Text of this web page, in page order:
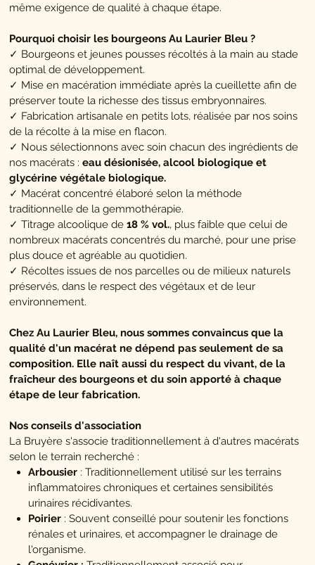
même exigence de qualité à chaque étape.
Pourquoi choisir les bourgeons Au Laurier Bleu ?
✓ Bourgeons et jeunes pousses récoltés à la main au stade
optimal de développement.
✓ Mise en macération immédiate après la cueillette afin de
préserver toute la richesse des tissus embryonnaires.
✓ Fabrication artisanale en petits lots, réalisée par nos soins
de la récolte à la mise en flacon.
✓ Nous sélectionnons avec soin chacun des ingrédients de
nos macérats :eau désionisée, alcool biologique et
glycérine végétale biologique.
✓ Macérat concentré élaboré selon la méthode
traditionnelle de la gemmothérapie.
✓ Titrage alcoolique de18 % vol., plus faible que celui de
nombreux macérats concentrés du marché, pour une prise
plus douce et agréable au quotidien.
✓ Récoltes issues de nos parcelles ou de milieux naturels
préservés, dans le respect des végétaux et de leur
environnement.
Chez Au Laurier Bleu, nous sommes convaincus que la
qualité d'un macérat ne dépend pas seulement de sa
composition. Elle naît aussi du respect du vivant, de la
fraîcheur des bourgeons et du soin apporté à chaque
étape de leur fabrication.
Nos conseils d'association
La Bruyère s'associe traditionnellement à d'autres macérats
selon le terrain recherché :
Arbousier :Traditionnellement utilisé sur les terrains
inflammatoires chroniques et certaines sensibilités
urinaires récidivantes.
Poirier :Souvent conseillé pour soutenir les fonctions
rénales et urinaires, et accompagner le drainage de
l'organisme.